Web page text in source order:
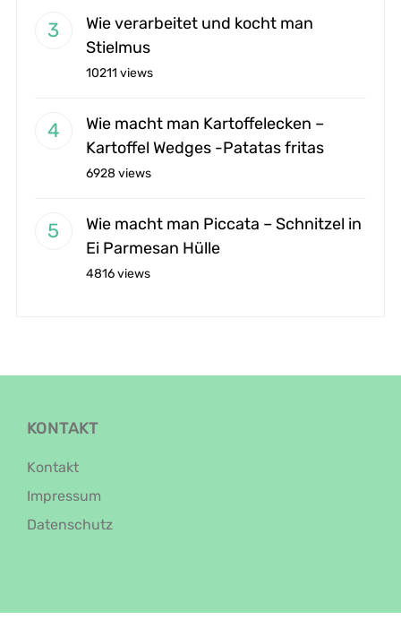
Wie verarbeitet und kocht man
Stielmus
10211 views
Wie macht man Kartoffelecken –
Kartoffel Wedges -Patatas fritas
6928 views
Wie macht man Piccata – Schnitzel in
Ei Parmesan Hülle
4816 views
KONTAKT
Kontakt
Impressum
Datenschutz